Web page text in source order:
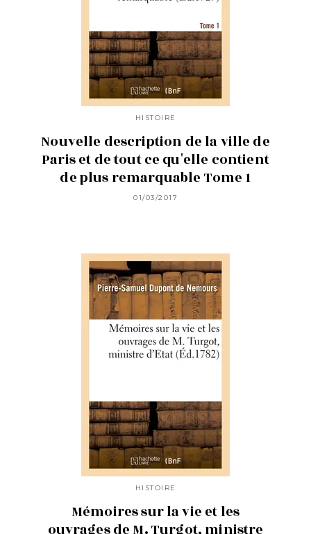
HISTOIRE
Nouvelle description de la ville de
Paris et de tout ce qu'elle contient
de plus remarquable Tome 1
01/03/2017
HISTOIRE
Mémoires sur la vie et les
ouvrages de M. Turgot, ministre